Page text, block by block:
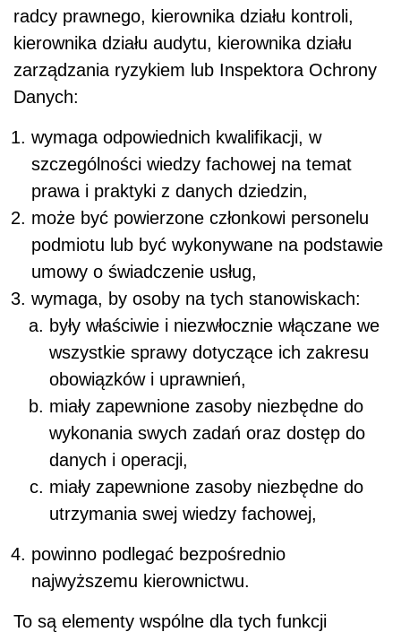
radcy prawnego, kierownika działu kontroli,
kierownika działu audytu, kierownika działu
zarządzania ryzykiem lub Inspektora Ochrony
Danych:
wymaga odpowiednich kwalifikacji, w
szczególności wiedzy fachowej na temat
prawa i praktyki z danych dziedzin,
może być powierzone członkowi personelu
podmiotu lub być wykonywane na podstawie
umowy o świadczenie usług,
wymaga, by osoby na tych stanowiskach:
były właściwie i niezwłocznie włączane we
wszystkie sprawy dotyczące ich zakresu
obowiązków i uprawnień,
miały zapewnione zasoby niezbędne do
wykonania swych zadań oraz dostęp do
danych i operacji,
miały zapewnione zasoby niezbędne do
utrzymania swej wiedzy fachowej,
powinno podlegać bezpośrednio
najwyższemu kierownictwu.
To są elementy wspólne dla tych funkcji